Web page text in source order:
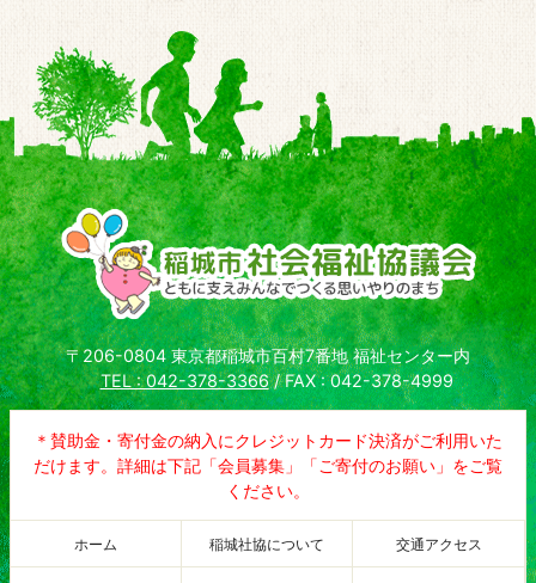
〒206-0804 東京都稲城市百村7番地 福祉センター内
TEL : 042-378-3366/ FAX : 042-378-4999
＊賛助金・寄付金の納入にクレジットカード決済がご利用いた
だけます。詳細は下記「会員募集」「ご寄付のお願い」をご覧
ください。
ホーム 稲城社協について 交通アクセス